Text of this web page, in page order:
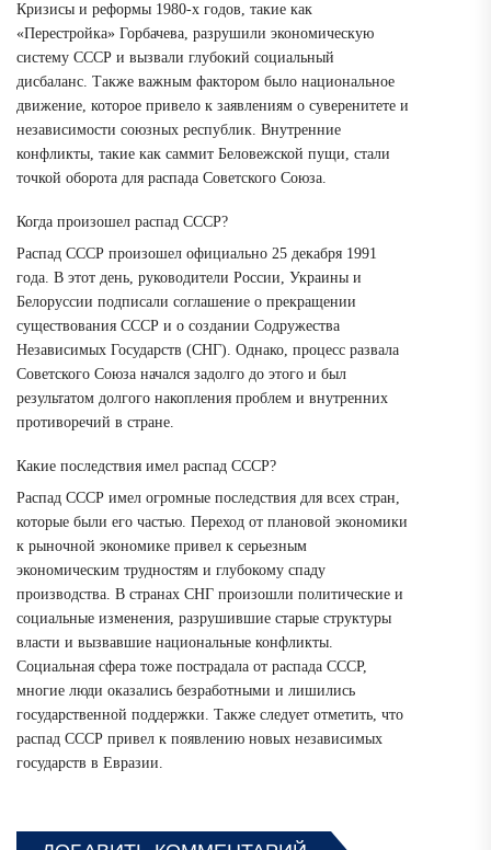
Кризисы и реформы 1980-х годов, такие как
«Перестройка» Горбачева, разрушили экономическую
систему СССР и вызвали глубокий социальный
дисбаланс. Также важным фактором было национальное
движение, которое привело к заявлениям о суверенитете и
независимости союзных республик. Внутренние
конфликты, такие как саммит Беловежской пущи, стали
точкой оборота для распада Советского Союза.
Когда произошел распад СССР?
Распад СССР произошел официально 25 декабря 1991
года. В этот день, руководители России, Украины и
Белоруссии подписали соглашение о прекращении
существования СССР и о создании Содружества
Независимых Государств (СНГ). Однако, процесс развала
Советского Союза начался задолго до этого и был
результатом долгого накопления проблем и внутренних
противоречий в стране.
Какие последствия имел распад СССР?
Распад СССР имел огромные последствия для всех стран,
которые были его частью. Переход от плановой экономики
к рыночной экономике привел к серьезным
экономическим трудностям и глубокому спаду
производства. В странах СНГ произошли политические и
социальные изменения, разрушившие старые структуры
власти и вызвавшие национальные конфликты.
Социальная сфера тоже пострадала от распада СССР,
многие люди оказались безработными и лишились
государственной поддержки. Также следует отметить, что
распад СССР привел к появлению новых независимых
государств в Евразии.